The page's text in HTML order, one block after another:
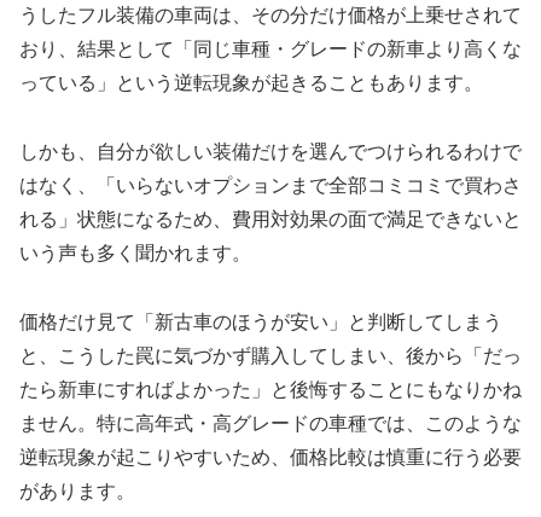
うしたフル装備の車両は、その分だけ価格が上乗せされて
おり、結果として「同じ車種・グレードの新車より高くな
っている」という逆転現象が起きることもあります。
しかも、自分が欲しい装備だけを選んでつけられるわけで
はなく、「いらないオプションまで全部コミコミで買わさ
れる」状態になるため、費用対効果の面で満足できないと
いう声も多く聞かれます。
価格だけ見て「新古車のほうが安い」と判断してしまう
と、こうした罠に気づかず購入してしまい、後から「だっ
たら新車にすればよかった」と後悔することにもなりかね
ません。特に高年式・高グレードの車種では、このような
逆転現象が起こりやすいため、価格比較は慎重に行う必要
があります。